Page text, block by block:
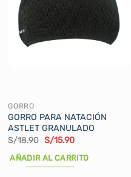
GORRO
GORRO PARA NATACIÓN
ASTLET GRANULADO
S/18.90 El
original
era:
S/15.90El
actual
es:
AÑADIR AL CARRITO